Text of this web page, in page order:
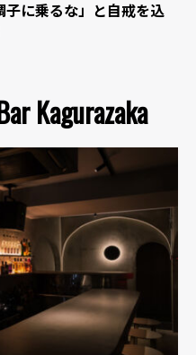
に乗るな」と自戒を込
Kagurazaka